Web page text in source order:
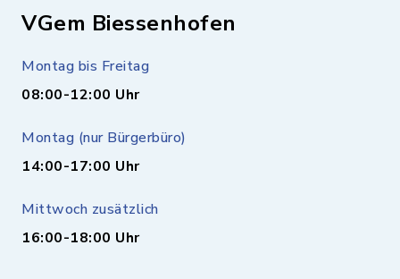
VGem Biessenhofen
Montag bis Freitag
08:00-12:00 Uhr
Montag (nur Bürgerbüro)
14:00-17:00 Uhr
Mittwoch zusätzlich
16:00-18:00 Uhr